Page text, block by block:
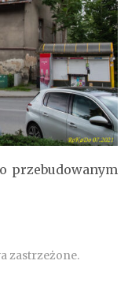
przebudowanym
zastrzeżone.